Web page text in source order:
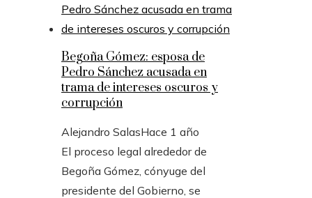
Begoña Gómez: esposa de
Pedro Sánchez acusada en
trama de intereses oscuros y
corrupción
Alejandro SalasHace 1 año
El proceso legal alrededor de
Begoña Gómez, cónyuge del
presidente del Gobierno, se